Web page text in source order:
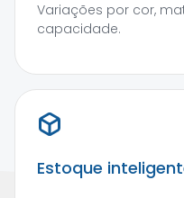
Variações por cor,
capacidade.
Estoque